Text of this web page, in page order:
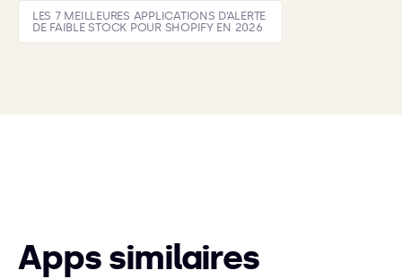
LES 7 MEILLEURES APPLICATIONS D’ALERTE
DE FAIBLE STOCK POUR SHOPIFY EN 2026
Apps similaires